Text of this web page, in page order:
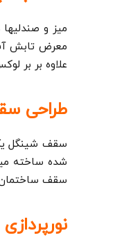
میز و
معرض تابش
علاوه بر بر
طراحی
سقف شینگل
شده ساخته
سقف ساختمان